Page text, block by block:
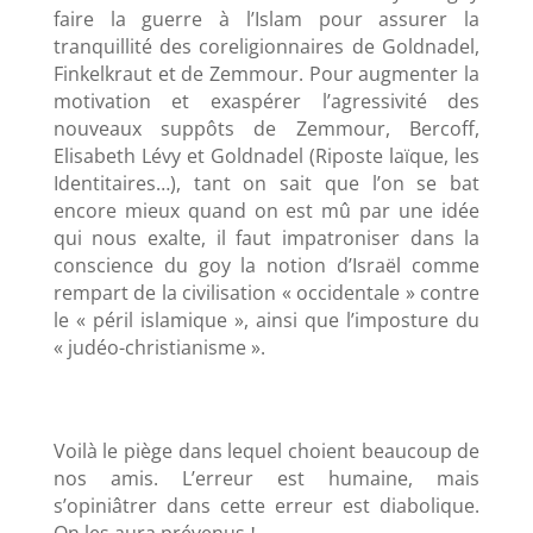
faire la guerre à l’Islam pour assurer la
tranquillité des coreligionnaires de Goldnadel,
Finkelkraut et de Zemmour. Pour augmenter la
motivation et exaspérer l’agressivité des
nouveaux suppôts de Zemmour, Bercoff,
Elisabeth Lévy et Goldnadel (Riposte laïque, les
Identitaires…), tant on sait que l’on se bat
encore mieux quand on est mû par une idée
qui nous exalte, il faut impatroniser dans la
conscience du goy la notion d’Israël comme
rempart de la civilisation « occidentale » contre
le « péril islamique », ainsi que l’imposture du
« judéo-christianisme ».
Voilà le piège dans lequel choient beaucoup de
nos amis. L’erreur est humaine, mais
s’opiniâtrer dans cette erreur est diabolique.